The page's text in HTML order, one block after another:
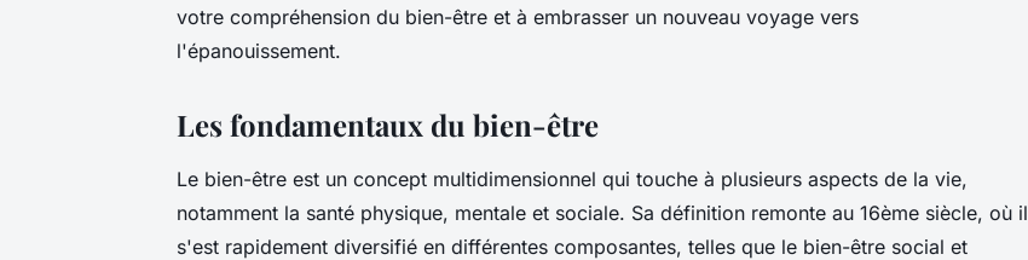
votre compréhension du bien-être et à embrasser un nouveau voyage vers
l'épanouissement.
Les fondamentaux du bien-être
Le bien-être est un concept multidimensionnel qui touche à plusieurs aspects de la vie,
notamment la santé physique, mentale et sociale. Sa définition remonte au 16ème siècle, où il
s'est rapidement diversifié en différentes composantes, telles que le bien-être social et